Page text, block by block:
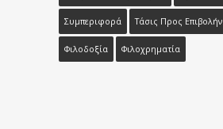
Συμπεριφορά Τάσις Προς Επιβολήν
Φιλοδοξία Φιλοχρηματία